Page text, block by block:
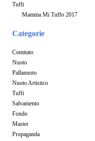
Tuffi
Mamma Mi Tuffo 2017
Categorie
Comitato
Nuoto
Pallanuoto
Nuoto Artistico
Tuffi
Salvamento
Fondo
Master
Propaganda